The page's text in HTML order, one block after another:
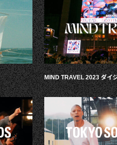
MIND TRAVEL 2023 ダイ